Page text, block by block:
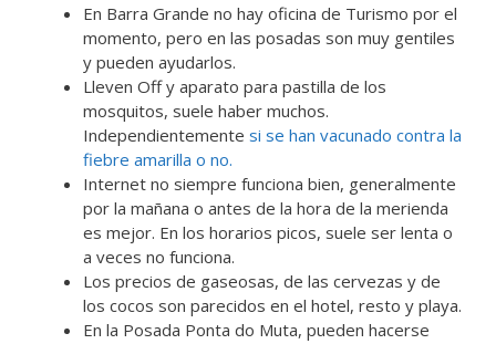
En Barra Grande no hay oficina de Turismo por el
momento, pero en las posadas son muy gentiles
y pueden ayudarlos.
Lleven Off y aparato para pastilla de los
mosquitos, suele haber muchos.
Independientemente si se han vacunado contra la
fiebre amarilla o no.
Internet no siempre funciona bien, generalmente
por la mañana o antes de la hora de la merienda
es mejor. En los horarios picos, suele ser lenta o
a veces no funciona.
Los precios de gaseosas, de las cervezas y de
los cocos son parecidos en el hotel, resto y playa.
En la Posada Ponta do Muta, pueden hacerse